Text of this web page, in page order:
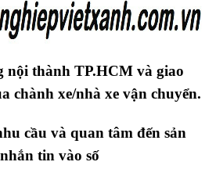
nội thành TP.HCM và giao
chành xe/nhà xe vận chuyển.
cầu và quan tâm đến sản
tin vào số